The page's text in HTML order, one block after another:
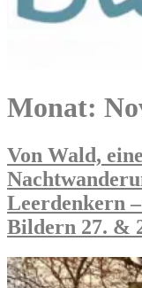
Monat:
Von Wald,
Leerdenkern
Bildern 27. &